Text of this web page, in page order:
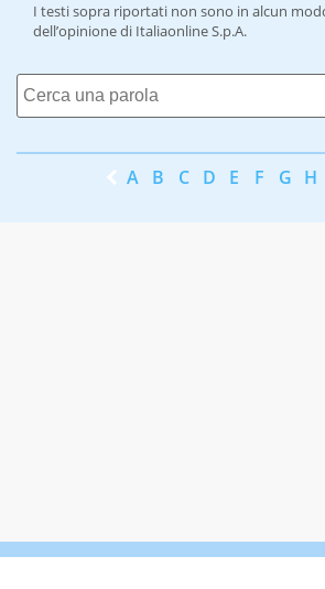
I testi sopra riportati non sono in alcun
dell’opinione di Italiaonline S.p.A.
A B C D E F G H